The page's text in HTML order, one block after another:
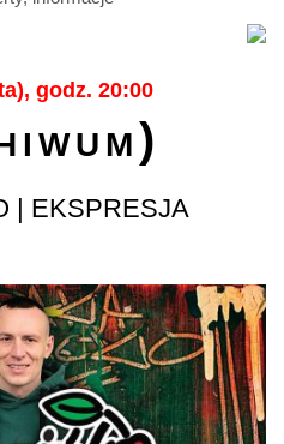
godz. 20:00
| EKSPRESJA